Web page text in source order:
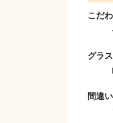
こだ
グラ
間違